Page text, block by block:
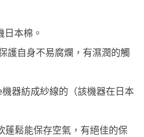
日本棉。
護自身不易腐爛，有濕潤的觸
機器紡成紗線的（該機器在日本
蓬鬆能保存空氣，有絕佳的保